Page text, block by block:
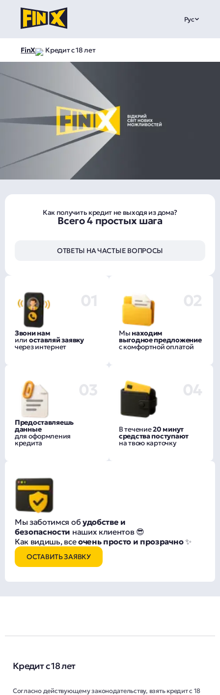
Рус
FinX Кредит с 18 лет
Как получить кредит не выходя из дома?
Всего 4 простых шага
ОТВЕТЫ НА ЧАСТЫЕ ВОПРОСЫ
01
Звони нам
или оставляй заявку
через интернет
02
Мы находим
выгодное предложение
с комфортной оплатой
03
Предоставляешь
данные
для оформления
кредита
04
В течение20 минут
средства поступают
на твою карточку
Мы заботимся обудобстве и
безопасности наших клиентов 😎
Как видишь, всеочень просто и прозрачно✨
ОСТАВИТЬ ЗАЯВКУ
Кредит с 18 лет
Согласно действующему законодательству, взять кредит с 18